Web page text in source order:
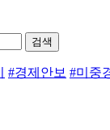
검색
#경제안보 #미중